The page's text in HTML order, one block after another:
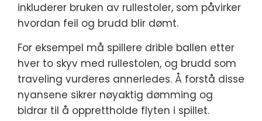
inkluderer bruken av rullestoler, som påvirker
hvordan feil og brudd blir dømt.
For eksempel må spillere drible ballen etter
hver to skyv med rullestolen, og brudd som
traveling vurderes annerledes. Å forstå disse
nyansene sikrer nøyaktig dømming og
bidrar til å opprettholde flyten i spillet.